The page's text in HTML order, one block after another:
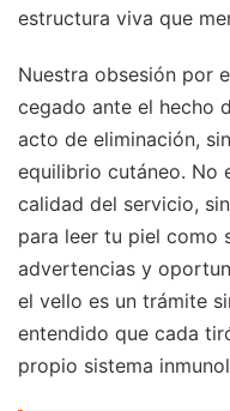
estructura viva que
Nuestra obsesión por
cegado ante el hecho
acto de eliminación,
equilibrio cutáneo. No
calidad del servicio,
para leer tu piel como
advertencias y
el vello es un trámite
entendido que cada
propio sistema